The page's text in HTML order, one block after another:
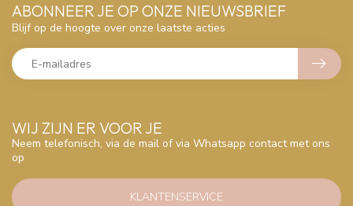
WIJ ZIJN ER VOOR JE
Neem telefonisch, via de mail of via Whatsapp contact met ons
op
KLANTENSERVICE
ABONNEER JE OP ONZE NIEUWSBRIEF
Blijf op de hoogte over onze laatste acties